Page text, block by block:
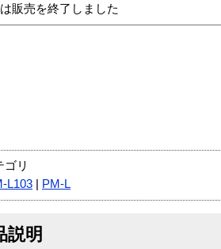
販売を終了しました
ゴリ
L103 PM-L
説明